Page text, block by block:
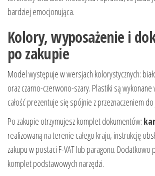
bardziej emocjonująca.
Kolory, wyposażenie i
po zakupie
Model występuje w wersjach kolorystycznych:
oraz czarno-czerwono-szary. Plastiki są
całość prezentuje się spójnie z przeznaczeniem
Po zakupie otrzymujesz komplet dokumentów:
realizowaną na terenie całego kraju, instrukcję
zakupu w postaci F-VAT lub paragonu. Dodatkowo
komplet podstawowych narzędzi.